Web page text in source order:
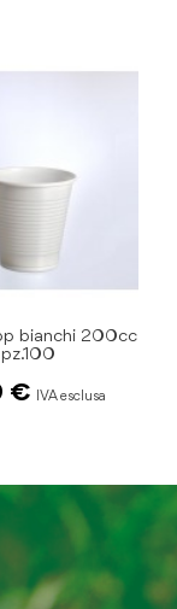
bianchi 200cc
pz.100
€